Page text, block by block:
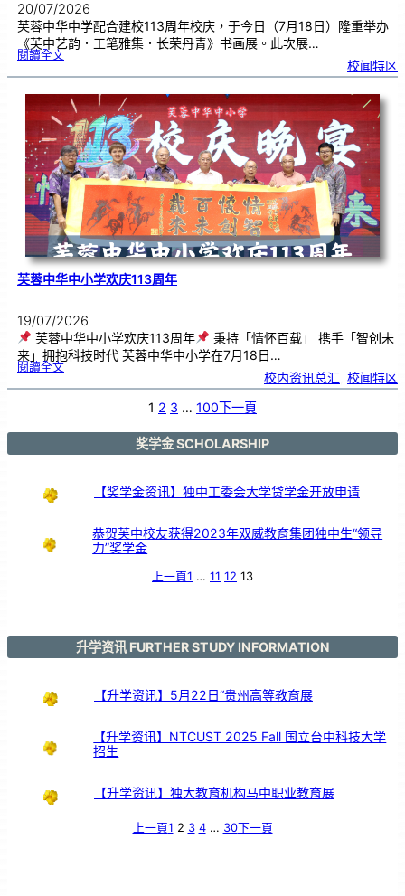
20/07/2026
芙蓉中华中学配合建校113周年校庆，于今日（7月18日）隆重举办
《芙中艺韵．工笔雅集．长荣丹青》书画展。此次展…
閱讀全文:《
中
艺
．
工
笔
雅
集
．
长
荣
丹
青
》
书
画
展
开
幕
校闻特区
芙蓉中华中小学欢庆113周年
19/07/2026
芙蓉中华中小学欢庆113周年
秉持「情怀百载」 携手「智创未
来」拥抱科技时代 芙蓉中华中小学在7月18日…
閱讀全文:芙
华
1
年
校内资讯总汇 校闻特区
1 2 3 … 100下一頁
奖学金 SCHOLARSHIP
【奖学金资讯】独中工委会大学贷学金开放申请
恭贺芙中校友获得2023年双威教育集团独中生“领导
力”奖学金
上一頁1 … 11 12 13
升学资讯 FURTHER STUDY INFORMATION
【升学资讯】5月22日“贵州高等教育展
【升学资讯】NTCUST 2025 Fall 国立台中科技大学
招生
【升学资讯】独大教育机构马中职业教育展
上一頁1 2 3 4 … 30下一頁